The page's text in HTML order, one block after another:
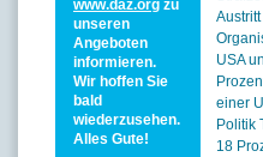
USA
einer
Politik
18
www.daz.org zu
unseren
Angeboten
informieren.
Wir hoffen Sie
bald
wiederzusehen.
Alles Gute!